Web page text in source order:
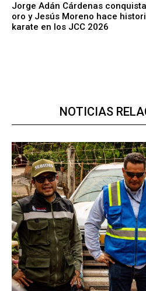
Jorge Adán Cárdenas
oro y Jesús Moreno hace
karate en los JCC 2026
NOTICIAS